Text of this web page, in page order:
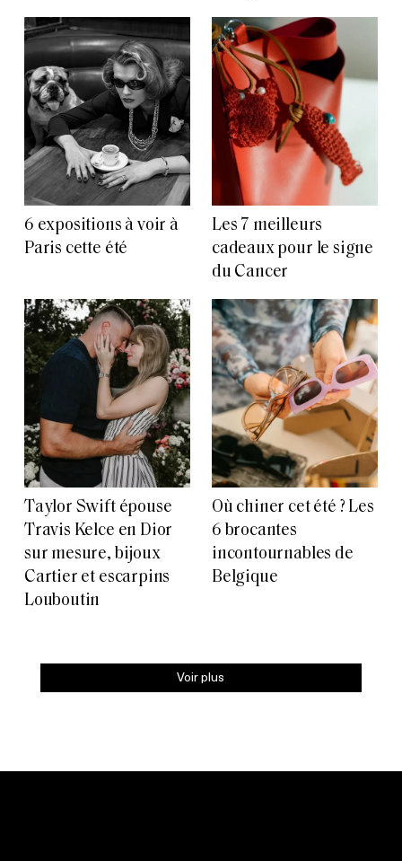
6 expositions à voir à
Paris cette été
Les 7 meilleurs
cadeaux pour le signe
du Cancer
Taylor Swift épouse
Travis Kelce en Dior
sur mesure, bijoux
Cartier et escarpins
Louboutin
Où chiner cet été ? Les
6 brocantes
incontournables de
Belgique
Voir plus